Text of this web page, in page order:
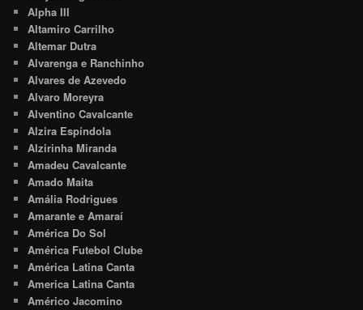
Alpha III
Altamiro Carrilho
Altemar Dutra
Alvarenga e Ranchinho
Alvares de Azevedo
Alvaro Moreyra
Alventino Cavalcante
Alzira Espíndola
Alzirinha Miranda
Amadeu Cavalcante
Amado Maita
Amália Rodrigues
Amarante e Amaraí
América Do Sol
América Futebol Clube
América Latina Canta
America Latina Canta
Américo Jacomino